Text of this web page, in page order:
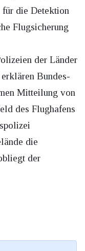
für die Detektion
Flugsicherung
der Länder
Bundes-
Mitteilung von
des Flughafens
die
der